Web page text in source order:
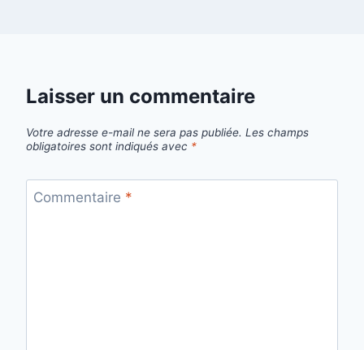
Laisser un commentaire
Votre adresse e-mail ne sera pas publiée. Les champs
obligatoires sont indiqués avec *
Commentaire *